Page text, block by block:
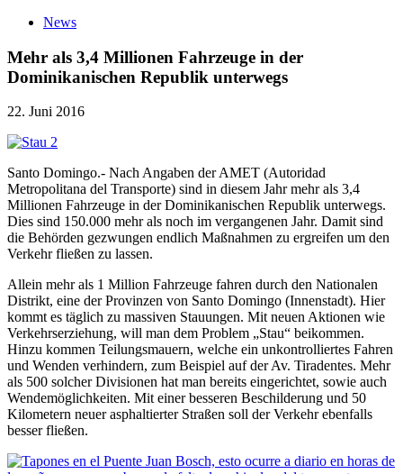
News
Mehr als 3,4 Millionen Fahrzeuge in der
Dominikanischen Republik unterwegs
22. Juni 2016
Santo Domingo.- Nach Angaben der AMET (Autoridad
Metropolitana del Transporte) sind in diesem Jahr mehr als 3,4
Millionen Fahrzeuge in der Dominikanischen Republik unterwegs.
Dies sind 150.000 mehr als noch im vergangenen Jahr. Damit sind
die Behörden gezwungen endlich Maßnahmen zu ergreifen um den
Verkehr fließen zu lassen.
Allein mehr als 1 Million Fahrzeuge fahren durch den Nationalen
Distrikt, eine der Provinzen von Santo Domingo (Innenstadt). Hier
kommt es täglich zu massiven Stauungen. Mit neuen Aktionen wie
Verkehrserziehung, will man dem Problem „Stau“ beikommen.
Hinzu kommen Teilungsmauern, welche ein unkontrolliertes Fahren
und Wenden verhindern, zum Beispiel auf der Av. Tiradentes. Mehr
als 500 solcher Divisionen hat man bereits eingerichtet, sowie auch
Wendemöglichkeiten. Mit einer besseren Beschilderung und 50
Kilometern neuer asphaltierter Straßen soll der Verkehr ebenfalls
besser fließen.